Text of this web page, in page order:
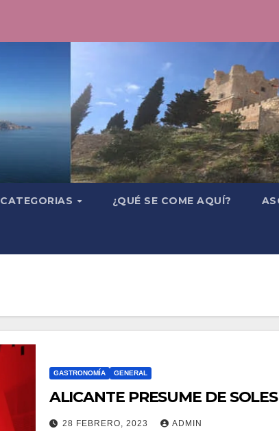
CATEGORIAS ¿QUÉ SE COME AQUÍ?
GASTRONOMÍA GENERAL
ALICANTE PRESUME DE SOLES
28 FEBRERO, 2023 ADMIN